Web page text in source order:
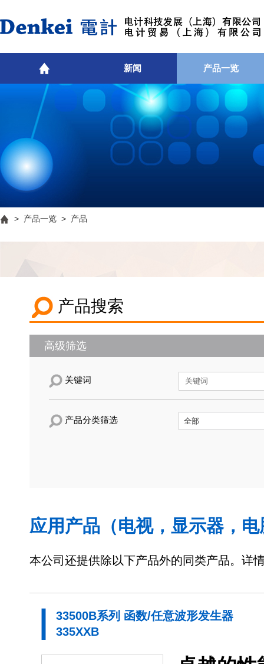
新闻 产品一览
> 产品一览 > 产品
产品搜索
高级筛选
关键词
产品分类筛选
应用产品（电视，显示器，
本公司还提供除以下产品外的同类产品。详
33500B系列 函数/任意波形发生器
335XXB